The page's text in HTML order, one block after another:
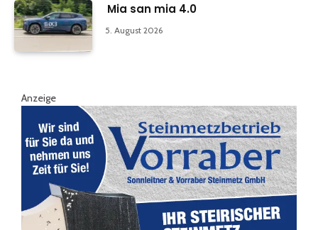
Mia san mia 4.0
5. August 2026
Anzeige